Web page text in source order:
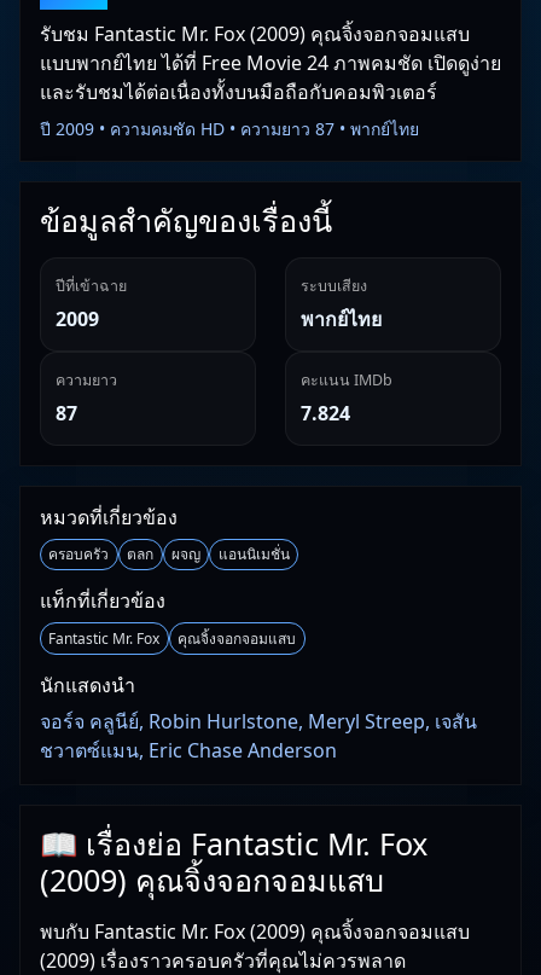
รับชม Fantastic Mr. Fox (2009) คุณจิ้งจอกจอมแสบ
แบบพากย์ไทย ได้ที่ Free Movie 24 ภาพคมชัด เปิดดูง่าย
และรับชมได้ต่อเนื่องทั้งบนมือถือกับคอมพิวเตอร์
ปี 2009 • ความคมชัด HD • ความยาว 87 • พากย์ไทย
ข้อมูลสำคัญของเรื่องนี้
ปีที่เข้าฉาย
2009
ระบบเสียง
พากย์ไทย
ความยาว
87
คะแนน IMDb
7.824
หมวดที่เกี่ยวข้อง
ครอบครัว ตลก ผจญ แอนนิเมชั่น
แท็กที่เกี่ยวข้อง
Fantastic Mr. Fox คุณจิ้งจอกจอมแสบ
นักแสดงนำ
จอร์จ คลูนีย์, Robin Hurlstone, Meryl Streep, เจสัน
ชวาตซ์แมน, Eric Chase Anderson
📖 เรื่องย่อ Fantastic Mr. Fox
(2009) คุณจิ้งจอกจอมแสบ
พบกับ Fantastic Mr. Fox (2009) คุณจิ้งจอกจอมแสบ
(2009) เรื่องราวครอบครัวที่คุณไม่ควรพลาด